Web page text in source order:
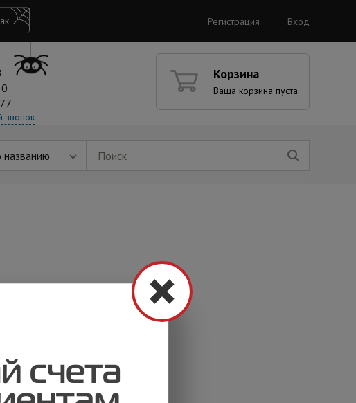
Регистрация Вход
звонок
Корзина
Ваша корзина пуста
названию